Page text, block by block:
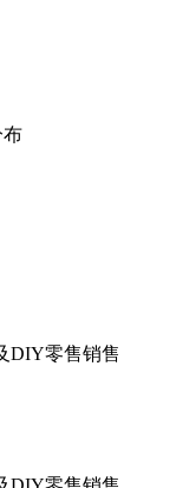
布
DIY零售销售